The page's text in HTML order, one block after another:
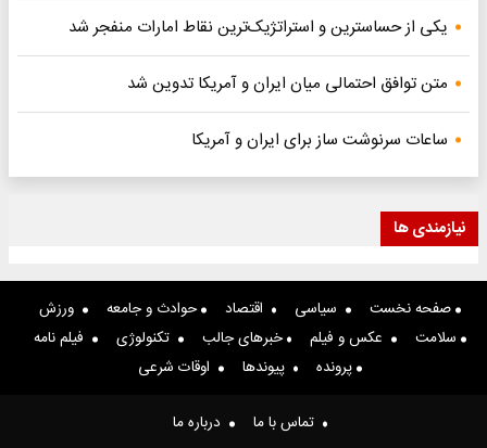
یکی از حساسترین و استراتژیک‌ترین نقاط امارات منفجر شد
متن توافق احتمالی میان ایران و آمریکا تدوین شد
ساعات سرنوشت ساز برای ایران و آمریکا
نیازمندی ها
صفحه نخست سیاسی اقتصاد حوادث و جامعه
ورزش
سلامت
عکس و فیلم خبرهای جالب تکنولوژی
فیلم نامه
پرونده
پیوندها اوقات شرعی
تماس با ما درباره ما